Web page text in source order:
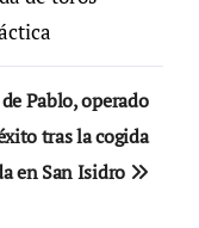
Pablo, operado
tras la cogida
en San Isidro